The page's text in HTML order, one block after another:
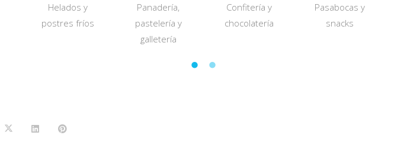
Helados y
postres fríos
Panadería,
pastelería y
galletería
Confitería y
chocolatería
Pasabocas y
snacks